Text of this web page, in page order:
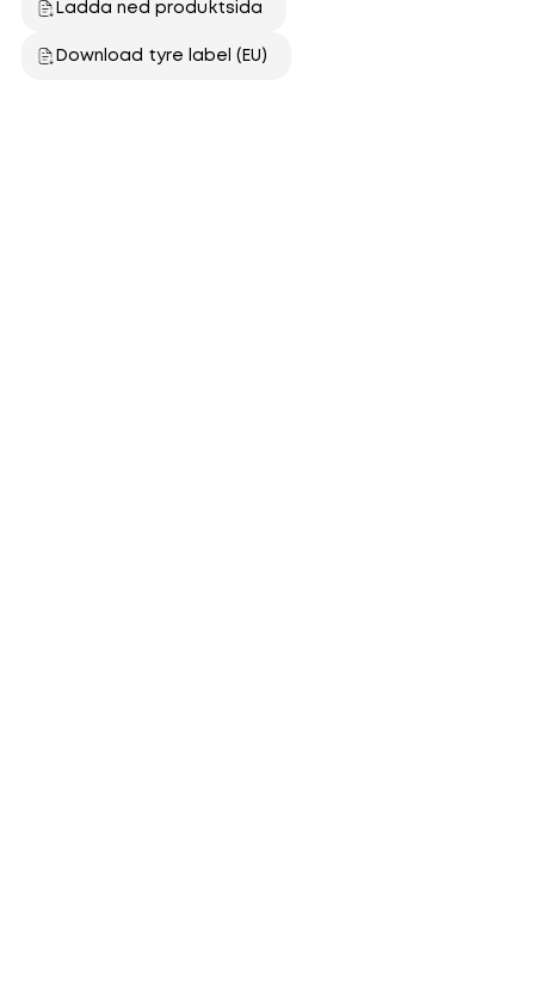
Ladda ned produktsida
Download tyre label (EU)